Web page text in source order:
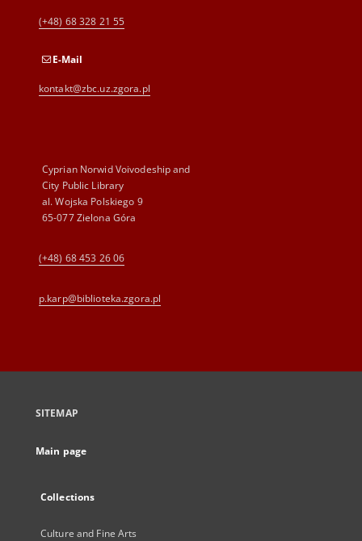
(+48) 68 328 21 55
E-Mail
kontakt@zbc.uz.zgora.pl
Cyprian Norwid Voivodeship and
City Public Library
al. Wojska Polskiego 9
65-077 Zielona Góra
(+48) 68 453 26 06
p.karp@biblioteka.zgora.pl
SITEMAP
Main page
Collections
Culture and Fine Arts